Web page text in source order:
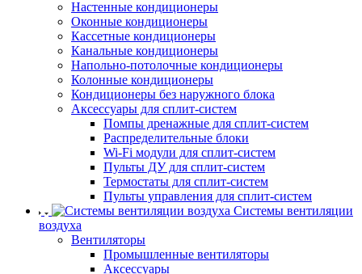
Настенные кондиционеры
Оконные кондиционеры
Кассетные кондиционеры
Канальные кондиционеры
Напольно-потолочные кондиционеры
Колонные кондиционеры
Кондиционеры без наружного блока
Аксессуары для сплит-систем
Помпы дренажные для сплит-систем
Распределительные блоки
Wi-Fi модули для сплит-систем
Пульты ДУ для сплит-систем
Термостаты для сплит-систем
Пульты управления для сплит-систем
Системы вентиляции
воздуха
Вентиляторы
Промышленные вентиляторы
Аксессуары